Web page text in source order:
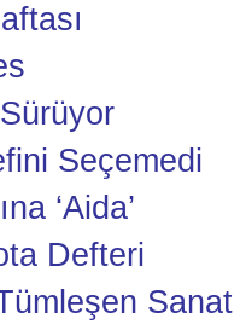
Seçemedi
‘Aida’
Defteri
Sanat